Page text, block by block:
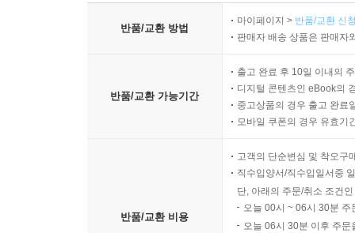
반품/교환 방법
마이페이지 > 반품/교환 신
판매자 배송 상품은 판매자
반품/교환 가능기간
출고 완료 후 10일 이내의
디지털 콘텐츠인 eBook의
중고상품의 경우 출고 완료
모바일 쿠폰의 경우 유효기
반품/교환 비용
고객의 단순변심 및 착오구
직수입양서/직수입일서중
단, 아래의 주문/취소 조건
오늘 00시 ~ 06시 30분
오늘 06시 30분 이후 주